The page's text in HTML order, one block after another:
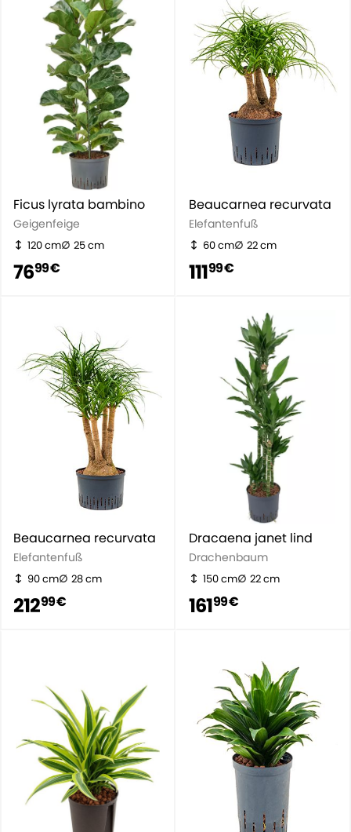
Ficus lyrata bambino
Geigenfeige
120 cm 25 cm
7699 €
Beaucarnea recurvata
Elefantenfuß
60 cm 22 cm
11199 €
Beaucarnea recurvata
Elefantenfuß
90 cm 28 cm
21299 €
Dracaena janet lind
Drachenbaum
150 cm 22 cm
16199 €